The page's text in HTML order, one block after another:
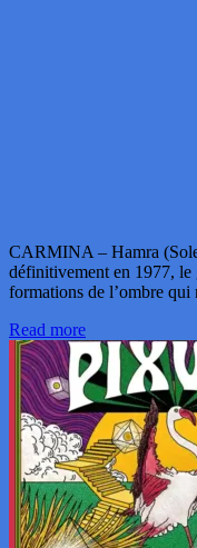
CARMINA – Hamra
définitivement en 1977,
formations de l’ombre qui
Read more